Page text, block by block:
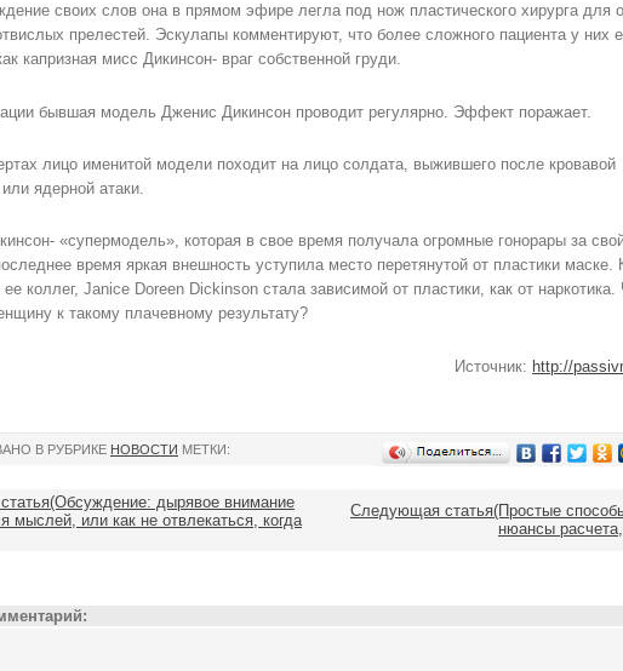
своих слов она в прямом эфире легла под нож пластического хирурга для
прелестей. Эскулапы комментируют, что более сложного пациента у них
капризная мисс Дикинсон- враг собственной груди.
бывшая модель Дженис Дикинсон проводит регулярно. Эффект поражает.
лицо именитой модели походит на лицо солдата, выжившего после кровавой
ядерной атаки.
«супермодель», которая в свое время получала огромные гонорары за
время яркая внешность уступила место перетянутой от пластики маске.
коллег, Janice Doreen Dickinson стала зависимой от пластики, как от
к такому плачевному результату?
Источник: http://
В РУБРИКЕ НОВОСТИ МЕТКИ:
дырявое внимание
мыслей, или как не отвлекаться, когда
Следующая статья(Простые
нюансы